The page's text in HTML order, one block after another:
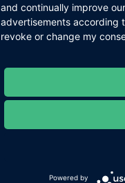
and continually improve
advertisements according
revoke or change my
Powered by